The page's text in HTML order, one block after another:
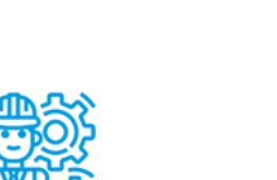
y el cambio